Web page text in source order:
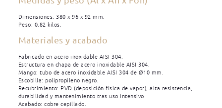
Dimensiones: 380 x 96 x 92 mm.
Peso: 0.82 kilos.
Materiales y acabado
Fabricado en acero inoxidable AISI 304.
Estructura en chapa de acero inoxidable AISI 304.
Mango: tubo de acero inoxidable AISI 304 de Ø10 mm.
Escobilla: polipropileno negro.
Recubrimiento: PVD (deposición física de vapor), alta resistencia,
durabilidad y mantenimiento tras uso intensivo
Acabado: cobre cepillado.